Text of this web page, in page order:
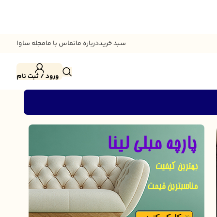
سبد خریددرباره ماتماس با مامجله ساوا
ورود / ثبت نام